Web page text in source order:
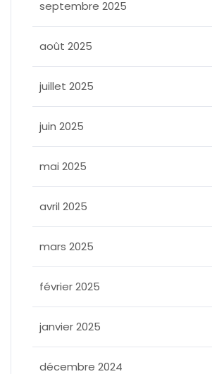
septembre 2025
août 2025
juillet 2025
juin 2025
mai 2025
avril 2025
mars 2025
février 2025
janvier 2025
décembre 2024